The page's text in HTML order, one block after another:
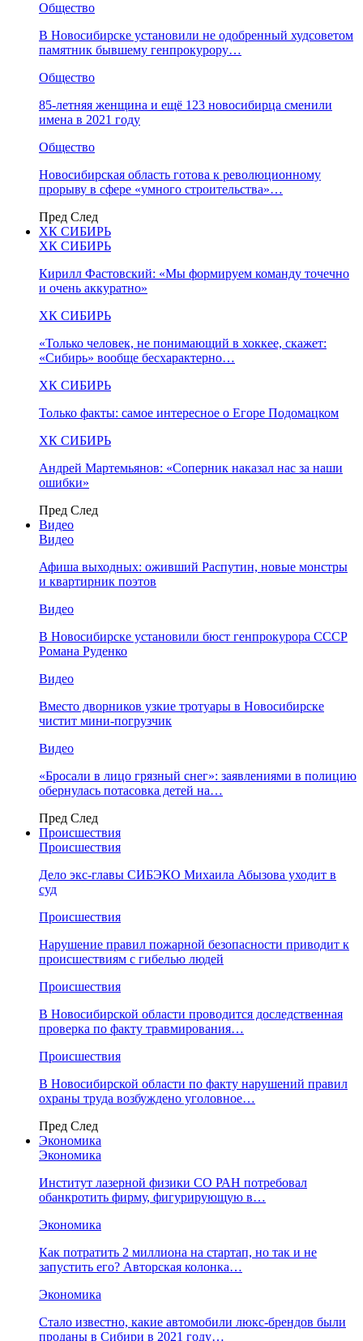
Общество
В Новосибирске установили не одобренный худсоветом
памятник бывшему генпрокурору…
Общество
85-летняя женщина и ещё 123 новосибирца сменили
имена в 2021 году
Общество
Новосибирская область готова к революционному
прорыву в сфере «умного строительства»…
Пред След
ХК СИБИРЬ
ХК СИБИРЬ
Кирилл Фастовский: «Мы формируем команду точечно
и очень аккуратно»
ХК СИБИРЬ
«Только человек, не понимающий в хоккее, скажет:
«Сибирь» вообще бесхарактерно…
ХК СИБИРЬ
Только факты: самое интересное о Егоре Подомацком
ХК СИБИРЬ
Андрей Мартемьянов: «Соперник наказал нас за наши
ошибки»
Пред След
Видео
Видео
Афиша выходных: оживший Распутин, новые монстры
и квартирник поэтов
Видео
В Новосибирске установили бюст генпрокурора СССР
Романа Руденко
Видео
Вместо дворников узкие тротуары в Новосибирске
чистит мини-погрузчик
Видео
«Бросали в лицо грязный снег»: заявлениями в полицию
обернулась потасовка детей на…
Пред След
Происшествия
Происшествия
Дело экс-главы СИБЭКО Михаила Абызова уходит в
суд
Происшествия
Нарушение правил пожарной безопасности приводит к
происшествиям с гибелью людей
Происшествия
В Новосибирской области проводится доследственная
проверка по факту травмирования…
Происшествия
В Новосибирской области по факту нарушений правил
охраны труда возбуждено уголовное…
Пред След
Экономика
Экономика
Институт лазерной физики СО РАН потребовал
обанкротить фирму, фигурирующую в…
Экономика
Как потратить 2 миллиона на стартап, но так и не
запустить его? Авторская колонка…
Экономика
Стало известно, какие автомобили люкс-брендов были
проданы в Сибири в 2021 году…